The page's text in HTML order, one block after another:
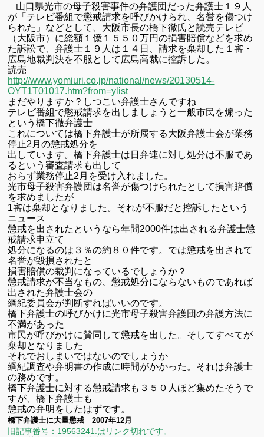
山口県光市の母子殺害事件の弁護団だった弁護士 １９人
が「テレビ番組で懲戒請求を呼びかけられ、名誉を傷つけ
られた」などとして、大阪市長の橋下徹氏と読売テレビ
（大阪市）に総額１億１５５０万円の損害賠償などを求め
た訴訟で、弁護士 １９人は１４日、請求を棄却した１審・
広島地裁判決を不服として広島高裁に控訴した。
読売
http://www.yomiuri.co.jp/national/news/20130514-
OYT1T01017.htm?from=ylist
まだやりますか？しつこい弁護士さんですね
テレビ番組で懲戒請求を出しましょうと一般市民を煽った
という橋下徹弁護士
これについては橋下弁護士が所属する大阪弁護士会が業務
停止2月の懲戒処分を
出しています。橋下弁護士は日弁連に対し処分は不服であ
るという審査請求も出して
おらず業務停止2月を受け入れました。
光市母子殺害弁護団は名誉が傷つけられたとして損害賠償
を求めましたが
1審は棄却となりました。それが不服だと控訴したという
ニュース
懲戒を出されたというなら年間2000件は出される弁護士懲
戒請求申立て
処分になるのは３％の約８０件です。では懲戒を出されて
名誉が毀損されたと
損害賠償の裁判になっているでしょうか？
懲戒請求が不当なもの、懲戒処分にならないものであれば
出された弁護士会の
綱紀委員会が判断すればいいのです。
橋下弁護士の呼びかけに光市母子殺害弁護団の弁護方法に
不満があった
市民が呼びかけに賛同して懲戒を出した。そしてすべてが
棄却となりました
それでおしまいではないのでしょうか
綱紀調査や弁明書の作成に時間がかかった。それは弁護士
の務めです。
橋下弁護士に対する懲戒請求も３５０人ほど集めたそうで
すが、橋下弁護士も
懲戒の弁明をしたはずです。
橋下弁護士に大量懲戒 2007年12月
旧記事番号：19563241.はリンク切れです。